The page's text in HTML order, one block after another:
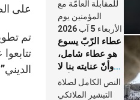
على
الكنيسة
للمقابلة العامّة مع
المؤمنين يوم
الأربعاء 5 آب 2026
عطاء الرّبّ يسوع
هو عطاء شامل،
وأنّ عنايته بنا لا
تغيب عنّا أبدًا
النص الكامل لصلاة
التبشير الملائكي